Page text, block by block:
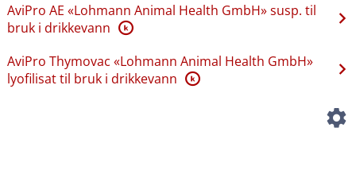
AviPro AE «Lohmann Animal Health GmbH» susp. til
bruk i drikkevann K
AviPro Thymovac «Lohmann Animal Health GmbH»
lyofilisat til bruk i drikkevann K